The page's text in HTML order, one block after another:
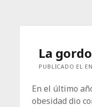
La
PUBLICADO EL
En el último
obesidad dio